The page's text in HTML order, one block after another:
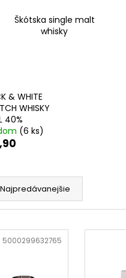
Škótska single malt
whisky
& WHITE
WHISKY
40%
(6 ks)
Najpredávanejšie
5000299632765
QARVANI 0.70L 40%